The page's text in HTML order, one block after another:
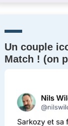
Un couple
Match ! (on